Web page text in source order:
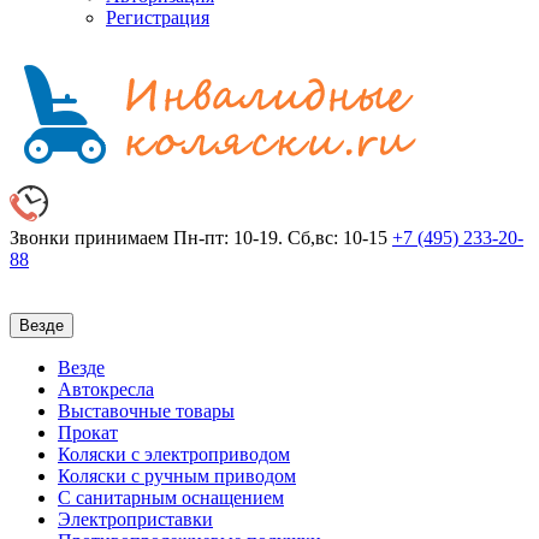
Регистрация
Звонки принимаем Пн-пт: 10-19. Сб,вс: 10-15 +7 (495) 233-20-
88
Везде
Везде
Автокресла
Выставочные товары
Прокат
Коляски с электроприводом
Коляски с ручным приводом
С санитарным оснащением
Электроприставки